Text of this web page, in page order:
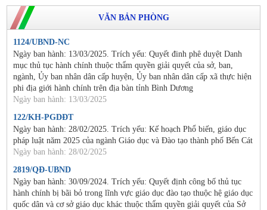
VĂN BẢN PHÒNG
1124/UBND-NC
Ngày ban hành: 13/03/2025. Trích yếu: Quyết đinh phê duyệt Danh
mục thủ tục hành chính thuộc thẩm quyền giải quyết của sở, ban,
ngành, Ủy ban nhân dân cấp huyện, Ủy ban nhân dân cấp xã thực hiện
phi địa giới hành chính trên địa bàn tỉnh Bình Dương
Ngày ban hành: 13/03/2025
122/KH-PGDĐT
Ngày ban hành: 28/02/2025. Trích yếu: Kế hoạch Phổ biến, giáo dục
pháp luật năm 2025 của ngành Giáo dục và Đào tạo thành phố Bến Cát
Ngày ban hành: 28/02/2025
2819/QĐ-UBND
Ngày ban hành: 30/09/2024. Trích yếu: Quyết định công bố thủ tục
hành chính bị bãi bỏ trong lĩnh vực giáo dục đào tạo thuộc hệ giáo dục
quốc dân và cơ sở giáo dục khác thuộc thẩm quyền giải quyết của Sở